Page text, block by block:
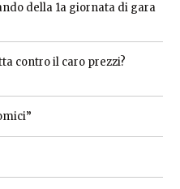
della 1a giornata di gara
contro il caro prezzi?